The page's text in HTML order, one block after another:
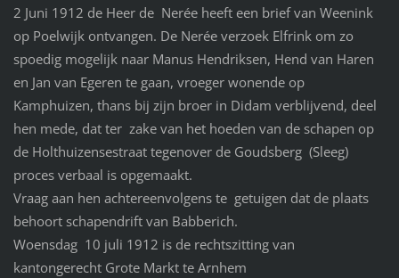
2 Juni 1912 de Heer de Nerée heeft een brief van Weenink
op Poelwijk ontvangen. De Nerée verzoek Elfrink om zo
spoedig mogelijk naar Manus Hendriksen, Hend van Haren
en Jan van Egeren te gaan, vroeger wonende op
Kamphuizen, thans bij zijn broer in Didam verblijvend, deel
hen mede, dat ter zake van het hoeden van de schapen op
de Holthuizensestraat tegenover de Goudsberg (Sleeg)
proces verbaal is opgemaakt.
Vraag aan hen achtereenvolgens te getuigen dat de plaats
behoort schapendrift van Babberich.
Woensdag 10 juli 1912 is de rechtszitting van
kantongerecht Grote Markt te Arnhem